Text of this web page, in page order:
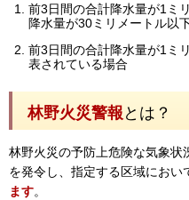
前3日間の合計降水量が1ミ
降水量が30ミリメートル以
前3日間の合計降水量が1ミ
表されている場合
林野火災警報 とは？
林野火災の予防上危険な気象状
を発令し、指定する区域におい
ます。